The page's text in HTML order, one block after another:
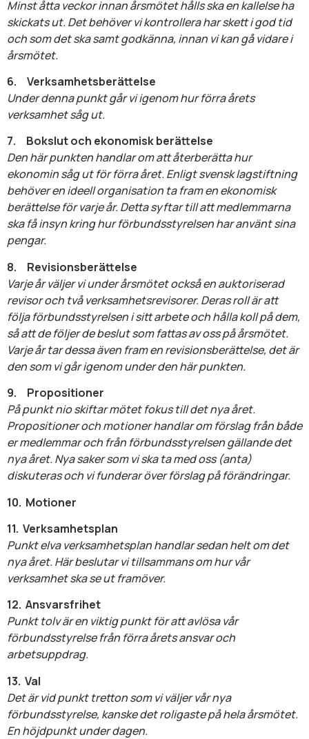
Minst åtta veckor innan årsmötet hålls ska en kallelse ha
skickats ut. Det behöver vi kontrollera har skett i god tid
och som det ska samt godkänna, innan vi kan gå vidare i
årsmötet.
6.
Verksamhetsberättelse
Under denna punkt går vi igenom hur förra årets
verksamhet såg ut.
7.
Bokslut och ekonomisk berättelse
Den här punkten handlar om att återberätta hur
ekonomin såg ut för förra året.Enligt svensk lagstiftning
behöver en ideell organisation ta fram en ekonomisk
berättelse för varje år. Detta syftar till att medlemmarna
ska få insyn kring hur förbundsstyrelsen har använt sina
pengar.
8.
Revisionsberättelse
Varje år väljer vi under årsmötet också en auktoriserad
revisor och två verksamhetsrevisorer. Deras roll är att
följa förbundsstyrelsen i sitt arbete och hålla koll på dem,
så att de följer de beslut som fattas av oss på årsmötet.
Varje år tar dessa även fram en revisionsberättelse, det är
den som vi går igenom under den här punkten.
9.
Propositioner
På punkt nio skiftar mötet fokus till det nya året.
Propositioner och motioner handlar om förslag från både
er medlemmar och från förbundsstyrelsen gällande det
nya året. Nya saker som vi ska ta med oss (anta)
diskuteras och vi funderar över förslag på förändringar.
10. Motioner
11. Verksamhetsplan
Punkt elva verksamhetsplan handlar sedan helt om det
nya året. Här beslutar vi tillsammans om hur vår
verksamhet ska se ut framöver.
12. Ansvarsfrihet
Punkt tolv är en viktig punkt för att avlösa vår
förbundsstyrelse från förra årets ansvar och
arbetsuppdrag.
13. Val
Det är vid punkt tretton som vi väljer vår nya
förbundsstyrelse, kanske det roligaste på hela årsmötet.
En höjdpunkt under dagen.